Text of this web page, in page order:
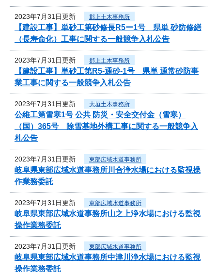
2023年7月31日更新 郡上土木事務所
【建設工事】単砂工第砂修長R5ー1号 県単 砂防修繕
（長寿命化）工事に関する一般競争入札公告
2023年7月31日更新 郡上土木事務所
【建設工事】単砂工第R5-通砂-1号 県単 通常砂防事
業工事に関する一般競争入札公告
2023年7月31日更新 大垣土木事務所
公維工第雪寒1号 公共 防災・安全交付金（雪寒）
（国）365号 除雪基地外構工事に関する一般競争入
札公告
2023年7月31日更新 東部広域水道事務所
岐阜県東部広域水道事務所川合浄水場における監視操
作業務委託
2023年7月31日更新 東部広域水道事務所
岐阜県東部広域水道事務所山之上浄水場における監視
操作業務委託
2023年7月31日更新 東部広域水道事務所
岐阜県東部広域水道事務所中津川浄水場における監視
操作業務委託